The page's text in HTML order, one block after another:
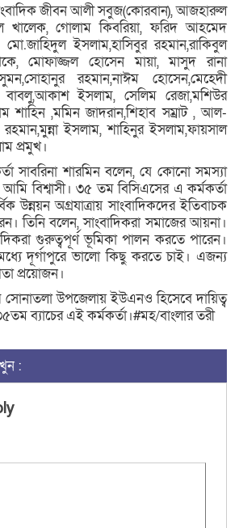
জীবন আলী সবুজ(কোরবান), আজহারুল
গোলাম কিবরিয়া, ফরিদ আহমেদ
ইসলাম,হাসিবুর রহমান,রাকিবুল
মোফাজ্জল হোসেন মায়া, মাসুদ রানা
রহমান,নাঈম হোসেন,মেহেদী
বাবলু,আকাশ ইসলাম, সেলিম রেজা,মশিউর
শাহিন ,মমিন জাদরান,শিহাব সম্রাট , আল-
ইসলাম, শাহিনুর ইসলাম,ফায়সাল
প্রমুখ।
সাবরিনা শারমিন বলেন, যে কোনো সমস্যা
বিশ্বাসী। ৩৫ তম বিসিএসের এ কর্মকর্তা
উন্নয়ন অগ্রযাত্রায় সাংবাদিকদের ইতিবাচক
তিনি বলেন, সাংবাদিকরা সমাজের আয়না।
গুরুত্বপূর্ণ ভূমিকা পালন করতে পারেন।
দূর্গাপুরে ভালো কিছু করতে চাই। এজন্য
প্রয়োজন।
উপজেলায় ইউএনও হিসেবে দায়িত্ব
ব্যাচের এই কর্মকর্তা।#মহ/বাংলার তরী
: